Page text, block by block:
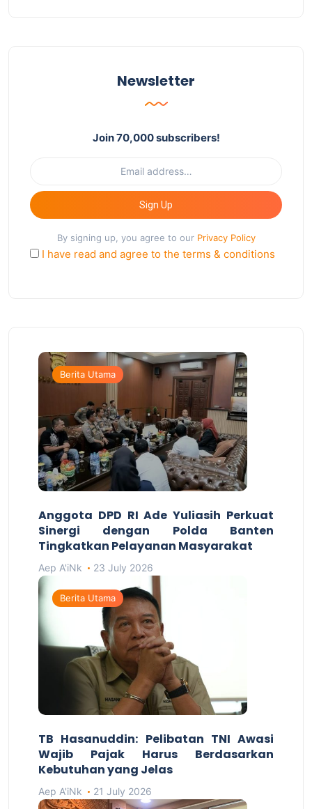
Newsletter
Join 70,000 subscribers!
Sign Up
By signing up, you agree to our Privacy Policy
I have read and agree to the terms & conditions
Berita Utama
Anggota DPD RI Ade Yuliasih Perkuat
Sinergi dengan Polda Banten
Tingkatkan Pelayanan Masyarakat
Aep A'iNk 23 July 2026
Berita Utama
TB Hasanuddin: Pelibatan TNI Awasi
Wajib Pajak Harus Berdasarkan
Kebutuhan yang Jelas
Aep A'iNk 21 July 2026